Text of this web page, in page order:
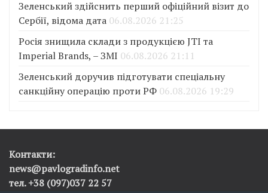
Зеленський здійснить перший офіційний візит до
Сербії, відома дата 06.08.2026 21:25
Росія знищила склади з продукцією JTI та
Imperial Brands, – ЗМІ 06.08.2026 21:11
Зеленський доручив підготувати спеціальну
санкційну операцію проти РФ 06.08.2026 19:29
Контакти:
news@pavlogradinfo.net
тел. +38 (097)037 22 57